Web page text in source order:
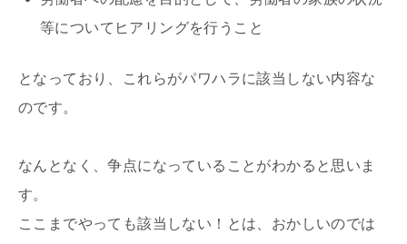
等についてヒアリングを行うこと
となっており、これらがパワハラに該当しない内容な
のです。
なんとなく、争点になっていることがわかると思いま
す。
ここまでやっても該当しない！とは、おかしいのでは